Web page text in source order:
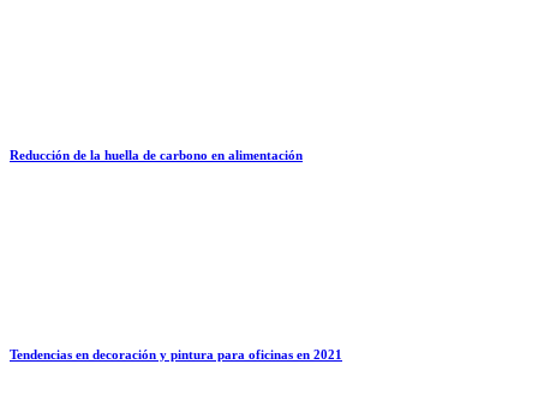
Reducción de la huella de carbono en alimentación
Tendencias en decoración y pintura para oficinas en 2021